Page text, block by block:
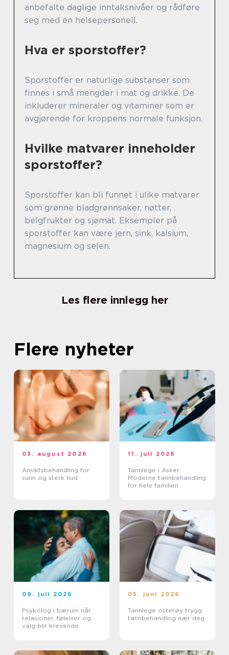
anbefalte daglige inntaksnivåer og rådføre
seg med en helsepersonell.
Hva er sporstoffer?
Sporstoffer er naturlige substanser som
finnes i små mengder i mat og drikke. De
inkluderer mineraler og vitaminer som er
avgjørende for kroppens normale funksjon.
Hvilke matvarer inneholder
sporstoffer?
Sporstoffer kan bli funnet i ulike matvarer
som grønne bladgrønnsaker, nøtter,
belgfrukter og sjømat. Eksempler på
sporstoffer kan være jern, sink, kalsium,
magnesium og selen.
Les flere innlegg her
Flere nyheter
03. august 2026
Ansiktsbehandling for
sunn og sterk hud
11. juli 2026
Tannlege i Asker:
Moderne tannbehandling
for hele familien
09. juli 2026
Psykolog i bærum når
relasjoner, følelser og
valg blir krevende
05. juni 2026
Tannlege osterøy trygg
tannbehandling nær deg